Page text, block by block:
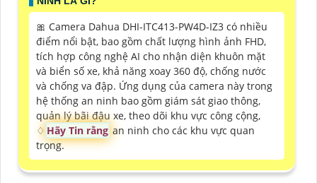
🎀 Camera Dahua DHI-ITC413-PW4D-IZ3 có nhiều
điểm nổi bật, bao gồm chất lượng hình ảnh FHD,
tích hợp công nghệ AI cho nhận diện khuôn mặt
và biển số xe, khả năng xoay 360 độ, chống nước
và chống va đập. Ứng dụng của camera này trong
hệ thống an ninh bao gồm giám sát giao thông,
quản lý bãi đậu xe, theo dõi khu vực công cộng,
♢ Hãy Tin rằng an ninh cho các khu vực quan
trọng.